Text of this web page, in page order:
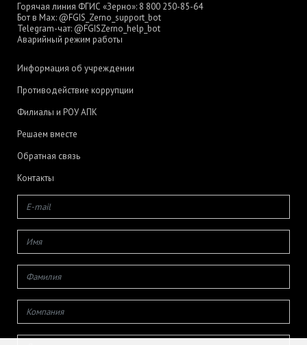
Горячая линия ФГИС «Зерно»: 8 800 250-85-64
Бот в Max: @FGIS_Zerno_support_bot
Telegram-чат: @FGISZerno_help_bot
Аварийный режим работы
Информация об учреждении
Противодействие коррупции
Филиалы и РОУ АПК
Решаем вместе
Обратная связь
Контакты